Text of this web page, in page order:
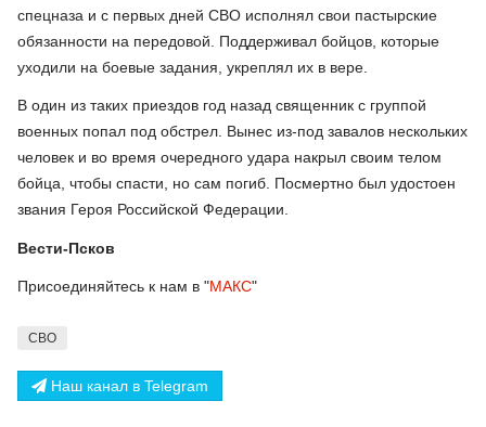
спецназа и с первых дней СВО исполнял свои пастырские
обязанности на передовой. Поддерживал бойцов, которые
уходили на боевые задания, укреплял их в вере.
В один из таких приездов год назад священник с группой
военных попал под обстрел. Вынес из-под завалов нескольких
человек и во время очередного удара накрыл своим телом
бойца, чтобы спасти, но сам погиб. Посмертно был удостоен
звания Героя Российской Федерации.
Вести-Псков
Присоединяйтесь к нам в "МАКС"
СВО
Наш канал в Telegram